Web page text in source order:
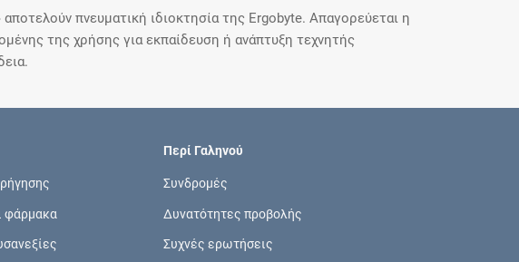
πνευματική ιδιοκτησία της Ergobyte. Απαγορεύεται η
της χρήσης για εκπαίδευση ή ανάπτυξη τεχνητής
φάρμακα
Περί Γαληνού
Συνδρομές
Δυνατότητες προβολής
Συχνές ερωτήσεις